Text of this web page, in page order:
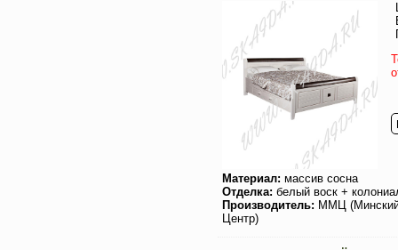
Материал: массив сосна
Отделка: белый воск +
Производитель: ММЦ
Центр)